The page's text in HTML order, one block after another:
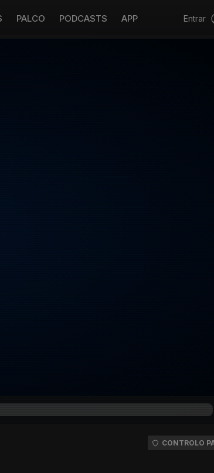
PALCO PODCASTS APP Entrar
CONTROLO